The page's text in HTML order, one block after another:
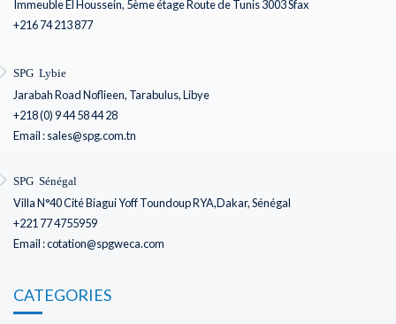
Immeuble El Houssein, 5ème étage Route de Tunis 3003 Sfax
+216 74 213 877
SPG Lybie
Jarabah Road Noflieen, Tarabulus, Libye
+218 (0) 9 44 58 44 28
Email : sales@spg.com.tn
SPG Sénégal
Villa N°40 Cité Biagui Yoff Toundoup RYA,Dakar, Sénégal
+221 77 4755959
Email : cotation@spgweca.com
CATEGORIES